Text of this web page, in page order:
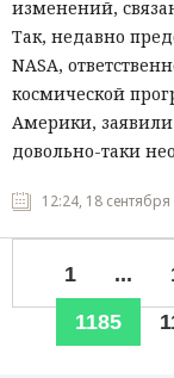
изменений,
Так, недавно
NASA,
космической
Америки, заявили
довольно-таки
12:24, 18
1 ...
1185